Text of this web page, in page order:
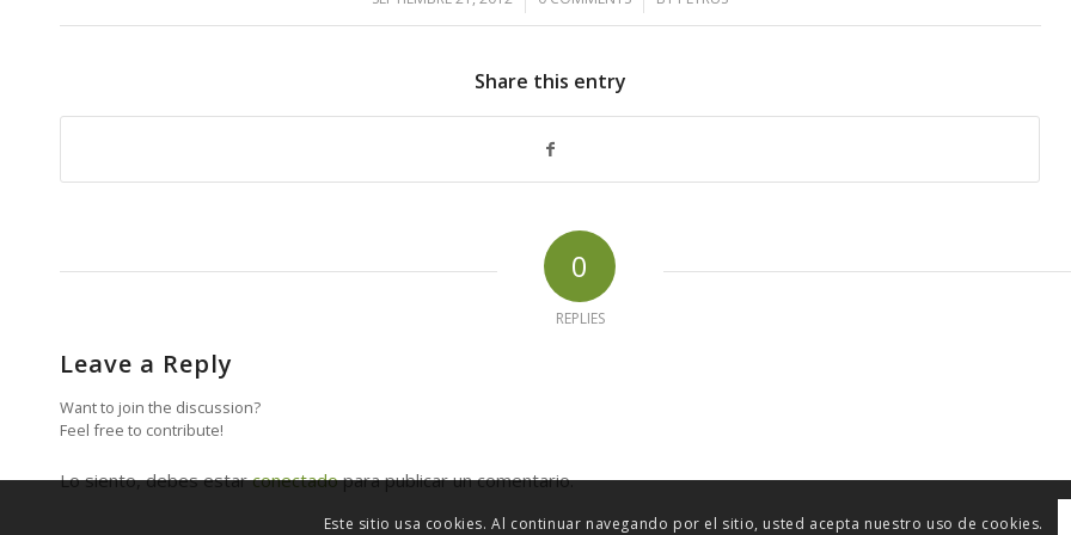
Share this entry
0
REPLIES
Leave a Reply
Want to join the discussion?
Feel free to contribute!
Lo siento, debes estarconectadopara publicar un comentario.
Este sitio usa cookies. Al continuar navegando por el sitio, usted acepta nuestro uso de cookies.